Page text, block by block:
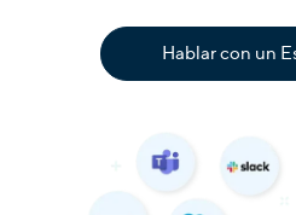
Hablar con un